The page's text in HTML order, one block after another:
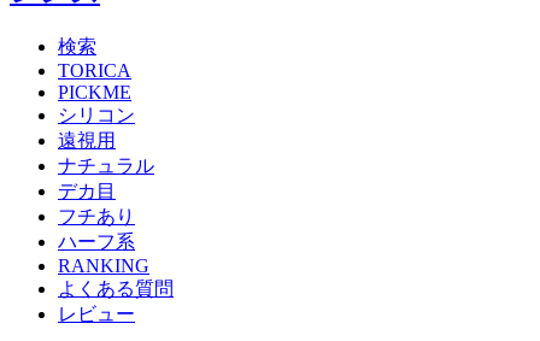
検索
TORICA
PICKME
シリコン
遠視用
ナチュラル
デカ目
フチあり
ハーフ系
RANKING
よくある質問
レビュー